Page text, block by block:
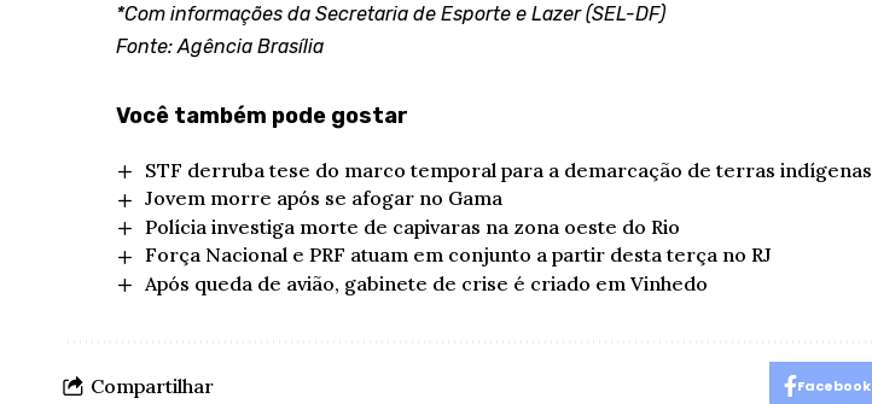
*Com informações da Secretaria de Esporte e Lazer (SEL-DF)
Fonte: Agência Brasília
Você também pode gostar
STF derruba tese do marco temporal para a demarcação de terras indígenas
Jovem morre após se afogar no Gama
Polícia investiga morte de capivaras na zona oeste do Rio
Força Nacional e PRF atuam em conjunto a partir desta terça no RJ
Após queda de avião, gabinete de crise é criado em Vinhedo
Compartilhar Facebook